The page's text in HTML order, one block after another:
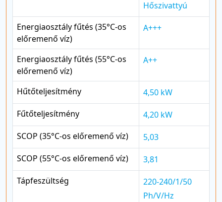
Hőszivattyú
Energiaosztály fűtés (35°C-os
előremenő víz)
A+++
Energiaosztály fűtés (55°C-os
előremenő víz)
A++
Hűtőteljesítmény
4,50 kW
Fűtőteljesítmény
4,20 kW
SCOP (35°C-os előremenő víz)
5,03
SCOP (55°C-os előremenő víz)
3,81
Tápfeszültség
220-240/1/50
Ph/V/Hz